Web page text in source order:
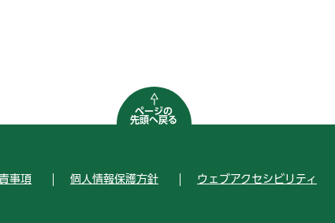
ページの
先頭へ戻る
事項 個人情報保護方針 ウェブアクセシビリティ